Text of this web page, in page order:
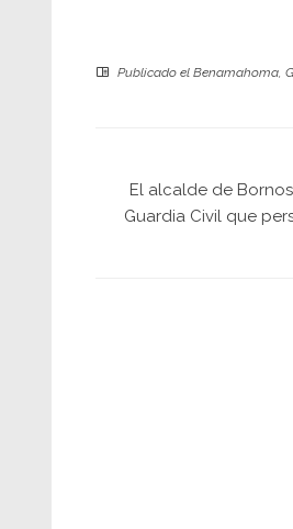
Publicado el Benamahoma,
El alcalde de
Guardia Civil que